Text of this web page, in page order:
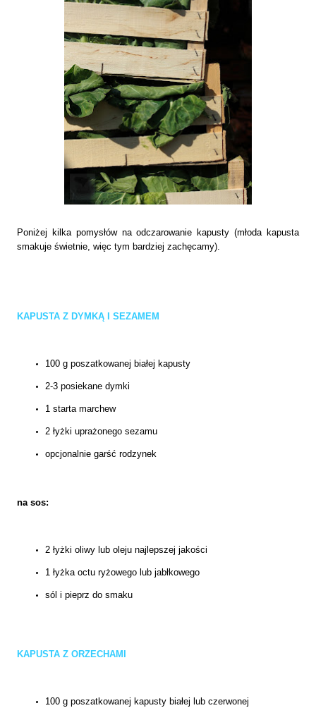
Poniżej kilka pomysłów na odczarowanie kapusty (młoda kapusta
smakuje świetnie, więc tym bardziej zachęcamy).
KAPUSTA Z DYMKĄ I SEZAMEM
100 g poszatkowanej białej kapusty
2-3 posiekane dymki
1 starta marchew
2 łyżki uprażonego sezamu
opcjonalnie garść rodzynek
na sos:
2 łyżki oliwy lub oleju najlepszej jakości
1 łyżka octu ryżowego lub jabłkowego
sól i pieprz do smaku
KAPUSTA Z ORZECHAMI
100 g poszatkowanej kapusty białej lub czerwonej